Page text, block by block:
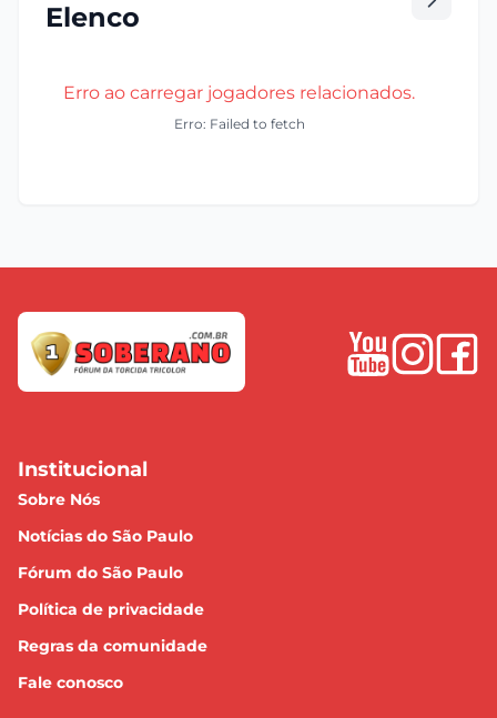
Elenco
Erro ao carregar jogadores relacionados.
Erro: Failed to fetch
Institucional
Sobre Nós
Notícias do São Paulo
Fórum do São Paulo
Política de privacidade
Regras da comunidade
Fale conosco